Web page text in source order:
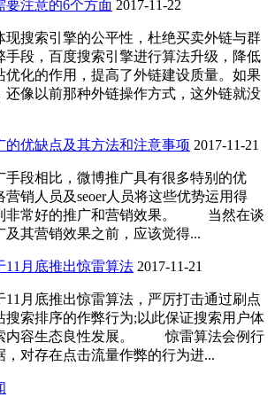
要注意的6个方面 2017-11-22
现搜索引擎的公平性，杜绝买卖外链与群
手段，百度搜索引擎进行算法升级，降低
优化的作用，提高了外链建设质量。如果
还像以前那种外链操作方式，这外链就没
的优缺点及其方法和注意事项 2017-11-21
手段相比，微博推广具有很多特别的优
营销人员及seoer人员将这些优势运用得
非常好的推广和营销效果。 当然在谈
及其营销效果之前，应该觉得...
11月底推出惊雷算法 2017-11-21
11月底推出惊雷算法，严厉打击通过刷点
搜索排序的作弊行为;以此保证搜索用户体
内容生态良性发展。 惊雷算法会例行
，对存在点击流量作弊的行为进...